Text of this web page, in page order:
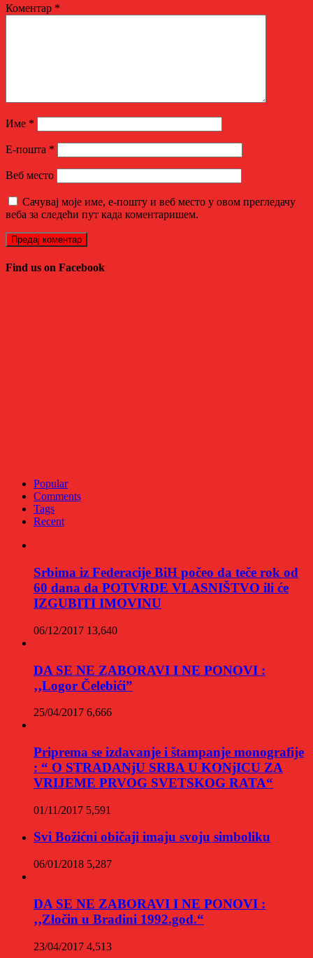
Коментар *
Име *
Е-пошта *
Веб место
Сачувај моје име, е-пошту и веб место у овом прегледачу
веба за следећи пут када коментаришем.
Find us on Facebook
Popular
Comments
Tags
Recent
Srbima iz Federacije BiH počeo da teče rok od
60 dana da POTVRDE VLASNIŠTVO ili će
IZGUBITI IMOVINU
06/12/2017 13,640
DA SE NE ZABORAVI I NE PONOVI :
‚‚Logor Čelebići”
25/04/2017 6,666
Priprema se izdavanje i štampanje monografije
: “ O STRADANjU SRBA U KONjICU ZA
VRIJEME PRVOG SVETSKOG RATA“
01/11/2017 5,591
Svi Božićni običaji imaju svoju simboliku
06/01/2018 5,287
DA SE NE ZABORAVI I NE PONOVI :
‚‚Zločin u Bradini 1992.god.“
23/04/2017 4,513